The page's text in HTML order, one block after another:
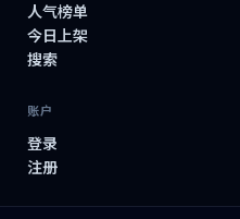
人气榜单
今日上架
搜索
账户
登录
注册